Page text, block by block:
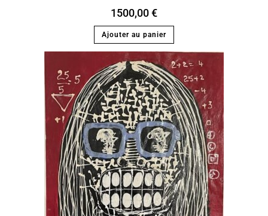
1500,00€
Ajouter au panier